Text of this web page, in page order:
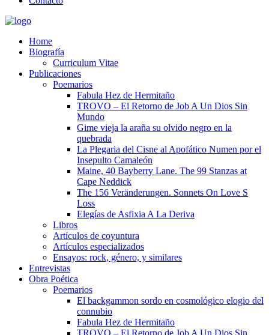
Home
Biografía
Curriculum Vitae​
Publicaciones
Poemarios
Fabula Hez de Hermitaño
TROVO – El Retorno de Job A Un Dios Sin
Mundo
Gime vieja la araña su olvido negro en la
quebrada
La Plegaria del Cisne al Apofático Numen por el
Insepulto Camaleón
Maine, 40 Bayberry Lane. The 99 Stanzas at
Cape Neddick
The 156 Veränderungen. Sonnets On Love S
Loss
Elegías de Asfixia A La Deriva
Libros
Artículos de coyuntura
Artículos especializados
Ensayos: rock, género, y similares
Entrevistas
Obra Poética
Poemarios
El backgammon sordo en cosmológico elogio del
connubio
Fabula Hez de Hermitaño
TROVO – El Retorno de Job A Un Dios Sin